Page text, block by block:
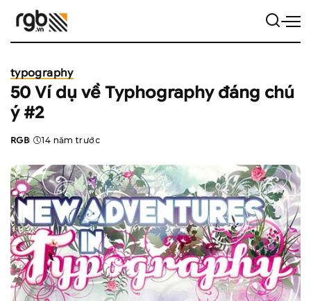
typography
50 Ví dụ về Typhography đáng chú
ý #2
Posted
RGB 14 năm trước